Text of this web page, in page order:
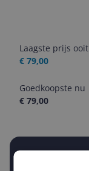
Laagste prijs ooit
€ 79,00
Goedkoopste nu
€ 79,00